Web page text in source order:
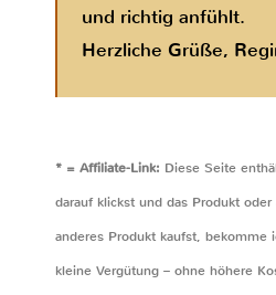
und richtig anfühlt.
Herzliche Grüße,
* = Affiliate-Link: Diese Seite
darauf klickst und das Produkt
anderes Produkt kaufst, bekomme
kleine Vergütung – ohne höhere